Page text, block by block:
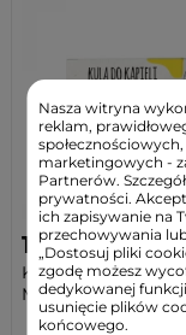
12,99 zł
Kula do Kąpieli
Mięta Ręcznie...
Nasza witryna
reklam,
marketingowych -
Partnerów.
prywatności.
ich zapisywanie na
przechowywania
„Dostosuj pliki
zgodę możesz
dedykowanej
usunięcie plików
końcowego.